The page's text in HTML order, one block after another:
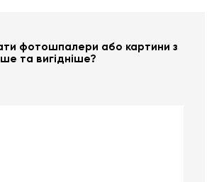
фотошпалери або картини з
та вигідніше?